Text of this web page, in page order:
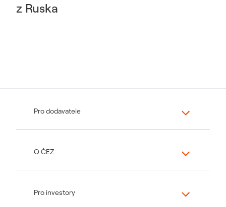
z Ruska
Pro dodavatele
O ČEZ
Pro investory